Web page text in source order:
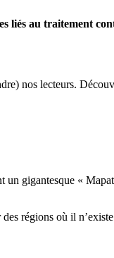
liés au traitement
nos lecteurs.
gigantesque «
des régions où il